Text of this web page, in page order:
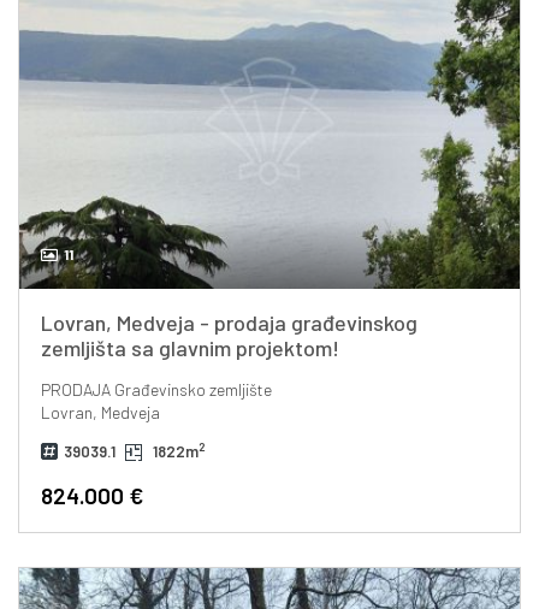
11
Lovran, Medveja - prodaja građevinskog
zemljišta sa glavnim projektom!
PRODAJAGrađevinsko zemljište
Lovran, Medveja
39039.1 1822m2
824.000 €